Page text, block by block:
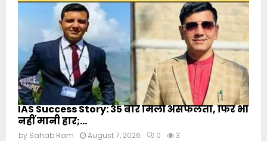
IAS Success Story: 35 बार मिली असफलता, फिर भी
नहीं मानी हार;...
by Sahab Ram August 7, 2026 0 3